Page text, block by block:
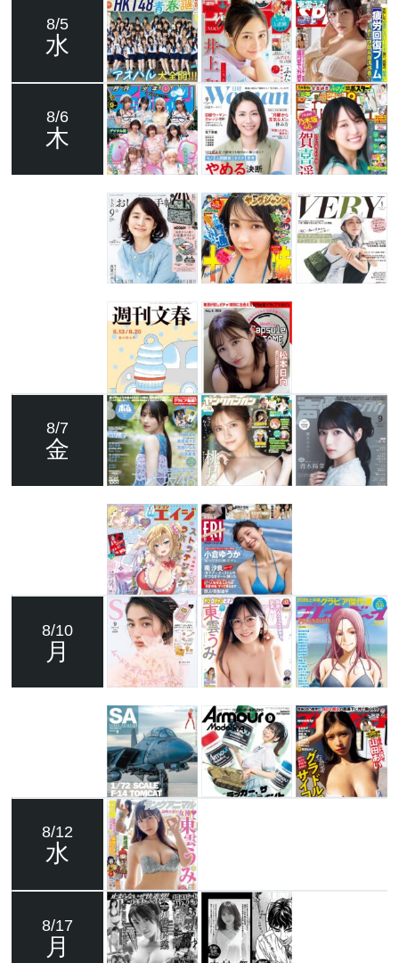
8/5
水
8/6
木
8/7
金
8/10
月
8/12
水
8/17
月